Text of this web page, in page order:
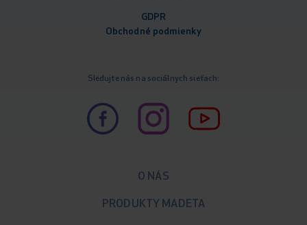
GDPR
Obchodné podmienky
Sledujte nás na sociálnych sieťach:
O NÁS
PRODUKTY MADETA